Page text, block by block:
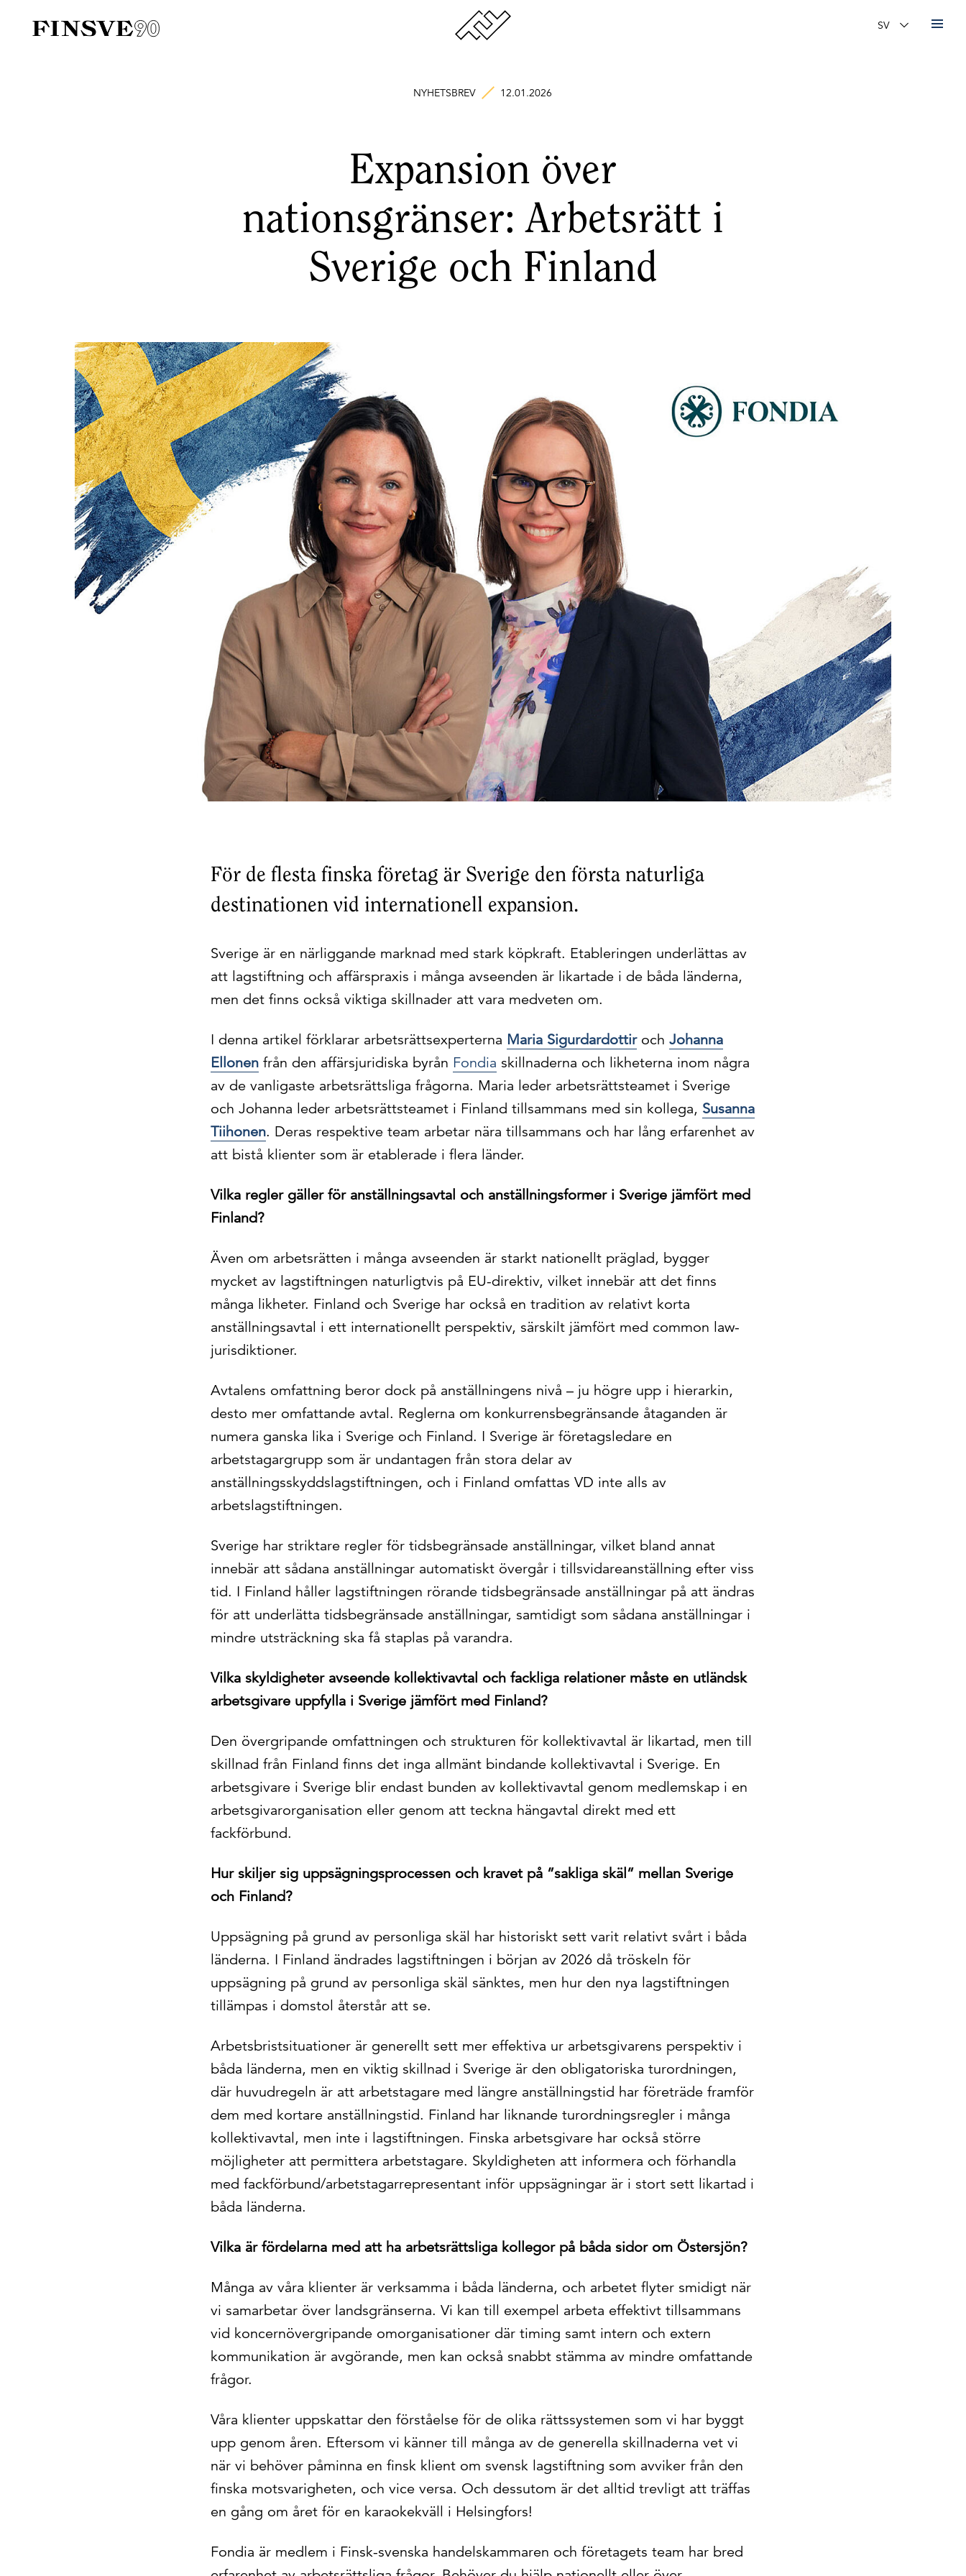
Finsk-svenska handelskammaren Ändra språk
NYHETSBREV 12.01.2026
Expansion över
nationsgränser: Arbetsrätt i
Sverige och Finland
För de flesta finska företag är Sverige den första naturliga
destinationen vid internationell expansion.
Sverige är en närliggande marknad med stark köpkraft. Etableringen underlättas av
att lagstiftning och affärspraxis i många avseenden är likartade i de båda länderna,
men det finns också viktiga skillnader att vara medveten om.
I denna artikel förklarar arbetsrättsexperterna Maria SigurdardottirochJohanna
Ellonen från den affärsjuridiska byrån Fondia skillnaderna och likheterna inom några
av de vanligaste arbetsrättsliga frågorna. Maria leder arbetsrättsteamet i Sverige
och Johanna leder arbetsrättsteamet i Finland tillsammans med sin kollega, Susanna
Tiihonen. Deras respektive team arbetar nära tillsammans och har lång erfarenhet av
att bistå klienter som är etablerade i flera länder.
Vilka regler gäller för anställningsavtal och anställningsformer i Sverige jämfört med
Finland?
Även om arbetsrätten i många avseenden är starkt nationellt präglad, bygger
mycket av lagstiftningen naturligtvis på EU-direktiv, vilket innebär att det finns
många likheter. Finland och Sverige har också en tradition av relativt korta
anställningsavtal i ett internationellt perspektiv, särskilt jämfört med common law-
jurisdiktioner.
Avtalens omfattning beror dock på anställningens nivå – ju högre upp i hierarkin,
desto mer omfattande avtal. Reglerna om konkurrensbegränsande åtaganden är
numera ganska lika i Sverige och Finland. I Sverige är företagsledare en
arbetstagargrupp som är undantagen från stora delar av
anställningsskyddslagstiftningen, och i Finland omfattas VD inte alls av
arbetslagstiftningen.
Sverige har striktare regler för tidsbegränsade anställningar, vilket bland annat
innebär att sådana anställningar automatiskt övergår i tillsvidareanställning efter viss
tid. I Finland håller lagstiftningen rörande tidsbegränsade anställningar på att ändras
för att underlätta tidsbegränsade anställningar, samtidigt som sådana anställningar i
mindre utsträckning ska få staplas på varandra.
Vilka skyldigheter avseende kollektivavtal och fackliga relationer måste en utländsk
arbetsgivare uppfylla i Sverige jämfört med Finland?
Den övergripande omfattningen och strukturen för kollektivavtal är likartad, men till
skillnad från Finland finns det inga allmänt bindande kollektivavtal i Sverige. En
arbetsgivare i Sverige blir endast bunden av kollektivavtal genom medlemskap i en
arbetsgivarorganisation eller genom att teckna hängavtal direkt med ett
fackförbund.
Hur skiljer sig uppsägningsprocessen och kravet på ”sakliga skäl” mellan Sverige
och Finland?
Uppsägning på grund av personliga skäl har historiskt sett varit relativt svårt i båda
länderna. I Finland ändrades lagstiftningen i början av 2026 då tröskeln för
uppsägning på grund av personliga skäl sänktes, men hur den nya lagstiftningen
tillämpas i domstol återstår att se.
Arbetsbristsituationer är generellt sett mer effektiva ur arbetsgivarens perspektiv i
båda länderna, men en viktig skillnad i Sverige är den obligatoriska turordningen,
där huvudregeln är att arbetstagare med längre anställningstid har företräde framför
dem med kortare anställningstid. Finland har liknande turordningsregler i många
kollektivavtal, men inte i lagstiftningen. Finska arbetsgivare har också större
möjligheter att permittera arbetstagare. Skyldigheten att informera och förhandla
med fackförbund/arbetstagarrepresentant inför uppsägningar är i stort sett likartad i
båda länderna.
Vilka är fördelarna med att ha arbetsrättsliga kollegor på båda sidor om Östersjön?
Många av våra klienter är verksamma i båda länderna, och arbetet flyter smidigt när
vi samarbetar över landsgränserna. Vi kan till exempel arbeta effektivt tillsammans
vid koncernövergripande omorganisationer där timing samt intern och extern
kommunikation är avgörande, men kan också snabbt stämma av mindre omfattande
frågor.
Våra klienter uppskattar den förståelse för de olika rättssystemen som vi har byggt
upp genom åren. Eftersom vi känner till många av de generella skillnaderna vet vi
när vi behöver påminna en finsk klient om svensk lagstiftning som avviker från den
finska motsvarigheten, och vice versa. Och dessutom är det alltid trevligt att träffas
en gång om året för en karaokekväll i Helsingfors!
Fondia är medlem i Finsk-svenska handelskammaren och företagets team har bred